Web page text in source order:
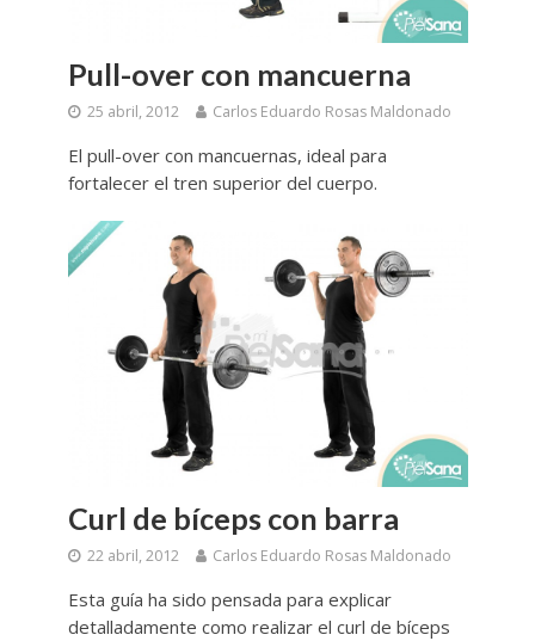
Pull-over con mancuerna
25 abril, 2012 Carlos Eduardo Rosas Maldonado
El pull-over con mancuernas, ideal para
fortalecer el tren superior del cuerpo.
Curl de bíceps con barra
22 abril, 2012 Carlos Eduardo Rosas Maldonado
Esta guía ha sido pensada para explicar
detalladamente como realizar el curl de bíceps